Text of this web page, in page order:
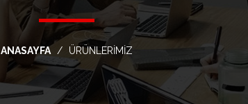
ANASAYFA ÜRÜNLERİMİZ